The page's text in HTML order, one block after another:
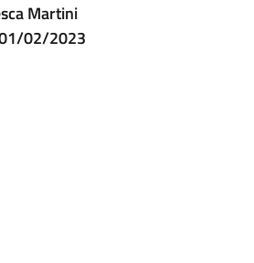
Martini
02/2023